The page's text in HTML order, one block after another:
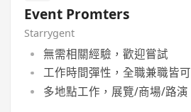
Event Promters
Starrygent
無需相關經驗，歡迎嘗試
工作時間彈性，全職兼職皆可
多地點工作，展覽/商場/路演